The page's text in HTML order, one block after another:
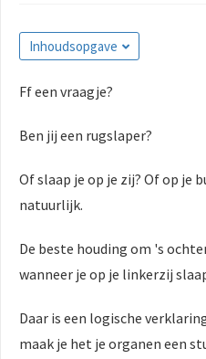
Inhoudsopgave
Ff een vraagje?
Ben jij een rugslaper?
Of slaap je op je zij? Of op je
natuurlijk.
De beste houding om 's
wanneer je op je linkerzij
Daar is een logische
maak je het je organen een